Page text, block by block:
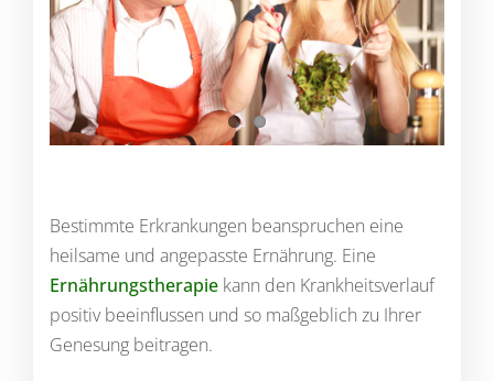
Bestimmte Erkrankungen beanspruchen eine
heilsame und angepasste Ernährung. Eine
Ernährungstherapie kann den Krankheitsverlauf
positiv beeinflussen und so maßgeblich zu Ihrer
Genesung beitragen.